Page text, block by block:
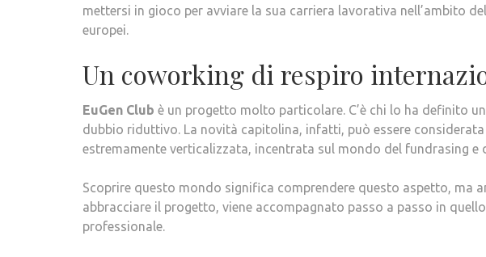
mettersi in gioco per avviare la sua carriera lavorativa nell’ambito
europei.
Un coworking di respiro
EuGen Club è un progetto molto particolare. C’è chi lo ha definito
dubbio riduttivo. La novità capitolina, infatti, può essere
estremamente verticalizzata, incentrata sul mondo del fundrasing e
Scoprire questo mondo significa comprendere questo aspetto, ma
abbracciare il progetto, viene accompagnato passo a passo in
professionale.